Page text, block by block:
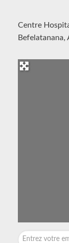
Centre
Befelatanana,